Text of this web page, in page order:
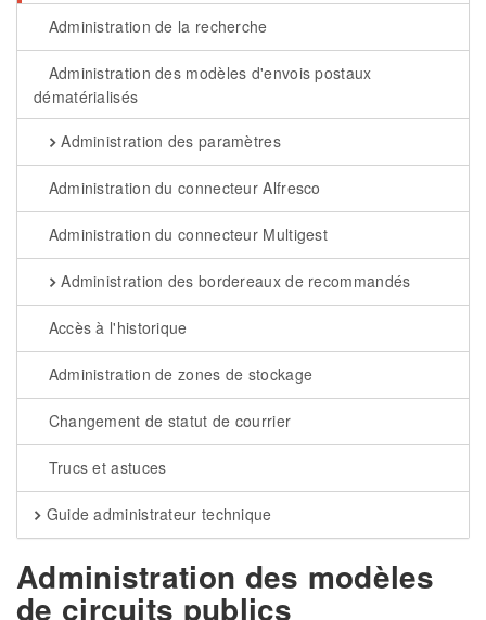
Administration de la recherche
Administration des modèles d'envois postaux
dématérialisés
Administration des paramètres
Administration du connecteur Alfresco
Administration du connecteur Multigest
Administration des bordereaux de recommandés
Accès à l'historique
Administration de zones de stockage
Changement de statut de courrier
Trucs et astuces
Guide administrateur technique
Administration des modèles
de circuits publics